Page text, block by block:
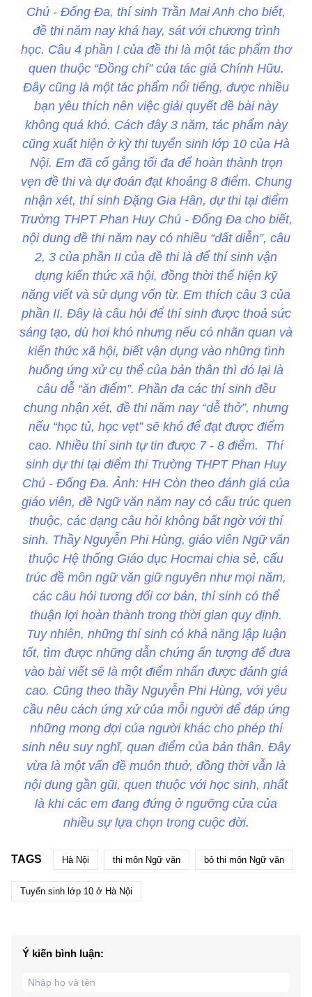
Chú - Đống Đa, thí sinh Trần Mai Anh cho biết,
đề thi năm nay khá hay, sát với chương trình
học. Câu 4 phần I của đề thi là một tác phẩm thơ
quen thuộc “Đồng chí” của tác giả Chính Hữu.
Đây cũng là một tác phẩm nổi tiếng, được nhiều
bạn yêu thích nên việc giải quyết đề bài này
không quá khó. Cách đây 3 năm, tác phẩm này
cũng xuất hiện ở kỳ thi tuyển sinh lớp 10 của Hà
Nội. Em đã cố gắng tối đa để hoàn thành trọn
vẹn đề thi và dự đoán đạt khoảng 8 điểm. Chung
nhận xét, thí sinh Đặng Gia Hân, dự thi tại điểm
Trường THPT Phan Huy Chú - Đống Đa cho biết,
nội dung đề thi năm nay có nhiều “đất diễn”, câu
2, 3 của phần II của đề thi là để thí sinh vận
dụng kiến thức xã hội, đồng thời thể hiện kỹ
năng viết và sử dụng vốn từ. Em thích câu 3 của
phần II. Đây là câu hỏi để thí sinh được thoả sức
sáng tạo, dù hơi khó nhưng nếu có nhãn quan và
kiến thức xã hội, biết vận dụng vào những tình
huống ứng xử cụ thể của bản thân thì đó lại là
câu dễ “ăn điểm”. Phần đa các thí sinh đều
chung nhận xét, đề thi năm nay “dễ thở”, nhưng
nếu “học tủ, học vẹt” sẽ khó để đạt được điểm
cao. Nhiều thí sinh tự tin được 7 - 8 điểm. Thí
sinh dự thi tại điểm thi Trường THPT Phan Huy
Chú - Đống Đa. Ảnh: HH Còn theo đánh giá của
giáo viên, đề Ngữ văn năm nay có cấu trúc quen
thuộc, các dạng câu hỏi không bất ngờ với thí
sinh. Thầy Nguyễn Phi Hùng, giáo viên Ngữ văn
thuộc Hệ thống Giáo dục Hocmai chia sẻ, cấu
trúc đề môn ngữ văn giữ nguyên như mọi năm,
các câu hỏi tương đối cơ bản, thí sinh có thể
thuận lợi hoàn thành trong thời gian quy định.
Tuy nhiên, những thí sinh có khả năng lập luận
tốt, tìm được những dẫn chứng ấn tượng để đưa
vào bài viết sẽ là một điểm nhấn được đánh giá
cao. Cũng theo thầy Nguyễn Phi Hùng, với yêu
cầu nêu cách ứng xử của mỗi người để đáp ứng
những mong đợi của người khác cho phép thí
sinh nêu suy nghĩ, quan điểm của bản thân. Đây
vừa là một vấn đề muôn thuở, đồng thời vẫn là
nội dung gần gũi, quen thuộc với học sinh, nhất
là khi các em đang đứng ở ngưỡng cửa của
nhiều sự lựa chọn trong cuộc đời.
TAGS Hà Nội thi môn Ngữ văn bỏ thi môn Ngữ văn
Tuyển sinh lớp 10 ở Hà Nội
Ý kiến bình luận: